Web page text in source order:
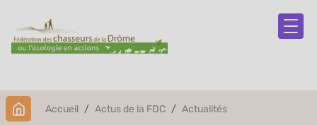
Accueil Actus de la FDC Actualités